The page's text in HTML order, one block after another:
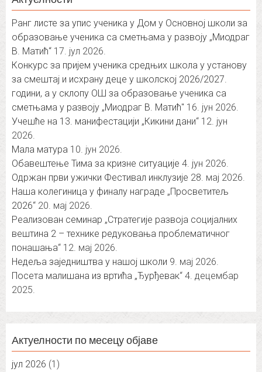
Ранг листе за упис ученика у Дом у Основној школи за
образовање ученика са сметњама у развоју „Миодраг
В. Матић“ 17. јул 2026.
Конкурс за пријем ученика средњих школа у установу
за смештај и исхрану деце у школској 2026/2027.
години, а у склопу ОШ за образовање ученика са
сметњама у развоју „Миодраг В. Матић″ 16. јун 2026.
Учешће на 13. манифестацији „Кикини дани“ 12. јун
2026.
Мала матура 10. јун 2026.
Обавештење Тима за кризне ситуације 4. јун 2026.
Одржан први ужички Фестивал инклузије 28. мај 2026.
Наша колегиница у финалу награде „Просветитељ
2026“ 20. мај 2026.
Реализован семинар „Стратегије развоја социјалних
вештина 2 – технике редуковања проблематичног
понашања“ 12. мај 2026.
Недеља заједништва у нашој школи 9. мај 2026.
Посета малишана из вртића „Ђурђевак“ 4. децембар
2025.
Актуелности по месецу објаве
јул 2026 (1)